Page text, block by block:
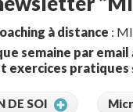
à distance :
semaine par email
exercices pratiques
DE SOI